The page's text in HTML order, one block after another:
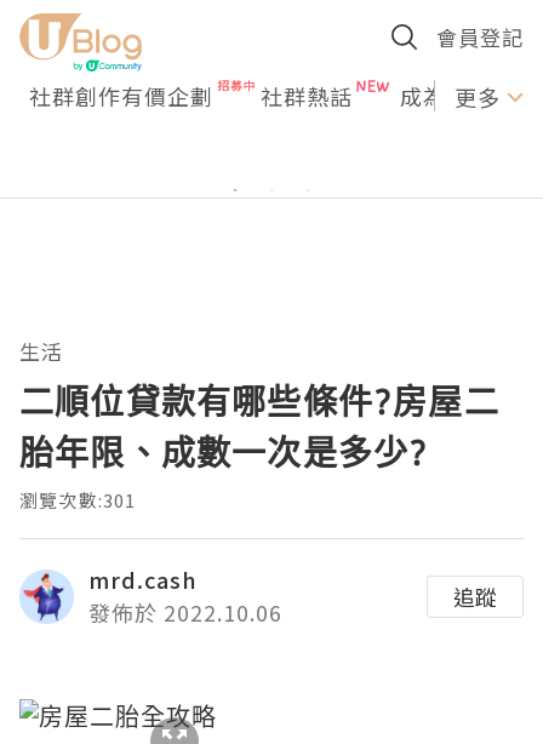
會員登記
社群創作有價企劃 社群熱話 成為U更多
生活
二順位貸款有哪些條件?房屋二
胎年限、成數一次是多少?
瀏覽次數:301
mrd.cash
發佈於 2022.10.06
追蹤